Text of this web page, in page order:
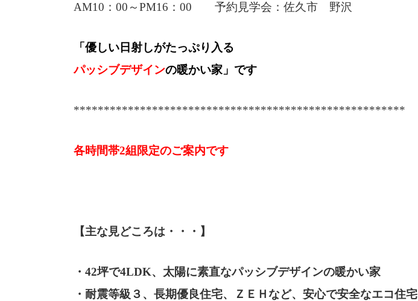
AM10：00～PM16：00 予約見学会：佐久市 野沢
「優しい日射しがたっぷり入る
パッシブデザインの暖かい家」です
*******************************************************
各時間帯2組限定のご案内です
【主な見どころは・・・】
・42坪で4LDK、太陽に素直なパッシブデザインの暖かい家
・耐震等級３、長期優良住宅、ＺＥＨなど、安心で安全なエコ住宅